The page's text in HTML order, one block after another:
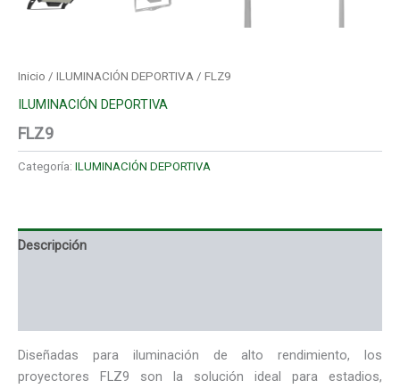
Inicio / ILUMINACIÓN DEPORTIVA / FLZ9
ILUMINACIÓN DEPORTIVA
FLZ9
Categoría: ILUMINACIÓN DEPORTIVA
Descripción
Diseñadas para iluminación de alto rendimiento, los
proyectores FLZ9 son la solución ideal para estadios,